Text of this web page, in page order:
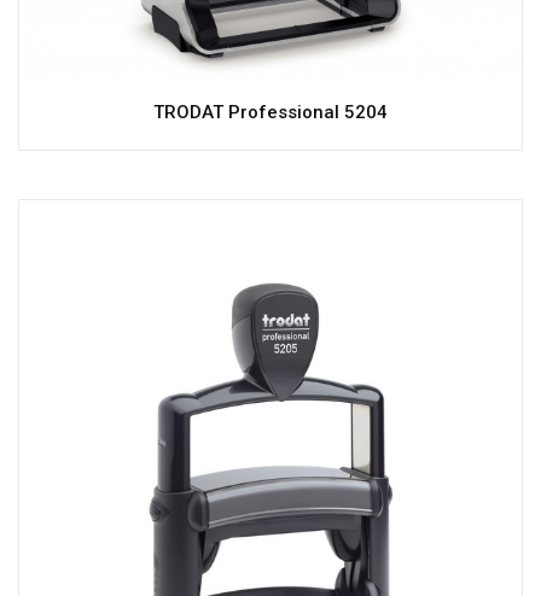
TRODAT Professional 5204